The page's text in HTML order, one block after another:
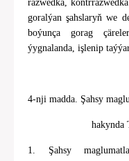
razwedka,
goralýan şahslaryň we
boýunça gorag
ýygnalanda, işlenip
4-nji madda. Şahsy
hakynda
1. Şahsy